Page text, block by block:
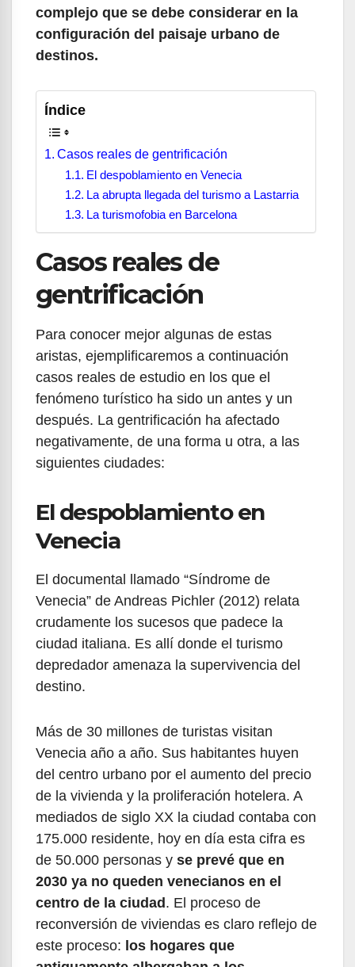
complejo que se debe considerar en la
configuración del paisaje urbano de
destinos.
Índice
Casos reales de gentrificación
El despoblamiento en Venecia
La abrupta llegada del turismo a Lastarria
La turismofobia en Barcelona
Casos reales de
gentrificación
Para conocer mejor algunas de estas
aristas, ejemplificaremos a continuación
casos reales de estudio en los que el
fenómeno turístico ha sido un antes y un
después. La gentrificación ha afectado
negativamente, de una forma u otra, a las
siguientes ciudades:
El despoblamiento en
Venecia
El documental llamado “Síndrome de
Venecia” de Andreas Pichler (2012) relata
crudamente los sucesos que padece la
ciudad italiana. Es allí donde el turismo
depredador amenaza la supervivencia del
destino.
Más de 30 millones de turistas visitan
Venecia año a año. Sus habitantes huyen
del centro urbano por el aumento del precio
de la vivienda y la proliferación hotelera. A
mediados de siglo XX la ciudad contaba con
175.000 residente, hoy en día esta cifra es
de 50.000 personas y se prevé que en
2030 ya no queden venecianos en el
centro de la ciudad . El proceso de
reconversión de viviendas es claro reflejo de
este proceso: los hogares que